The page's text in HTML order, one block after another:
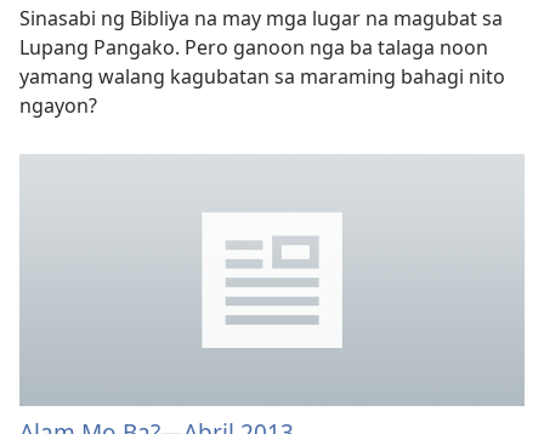
Sinasabi ng Bibliya na may mga lugar na magubat sa
Lupang Pangako. Pero ganoon nga ba talaga noon
yamang walang kagubatan sa maraming bahagi nito
ngayon?